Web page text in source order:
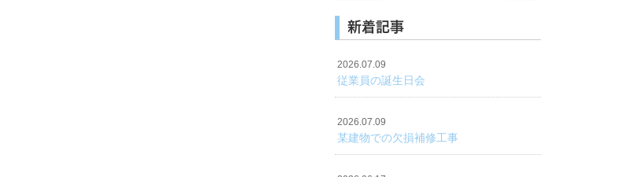
新着記事
2026.07.09
従業員の誕生日会
2026.07.09
某建物での欠損補修工事